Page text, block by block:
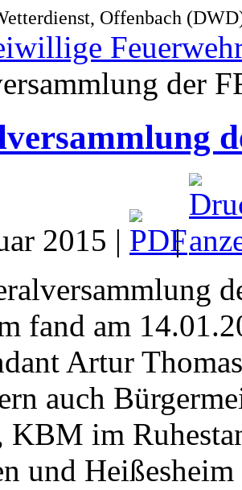
Offenbach
der
2015 |
|
fand am
Artur
auch
KBM im
und